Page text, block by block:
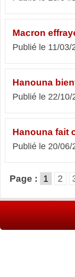
Macron
Publié le 11/03/
Hanouna
Publié le 22/10/
Hanouna fait
Publié le 20/06/
Page : 1 2